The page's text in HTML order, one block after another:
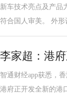
新车技术亮点及产品
符合国人审美。 外
李家超：港
智通财经app获悉，
港府正开发全新的港